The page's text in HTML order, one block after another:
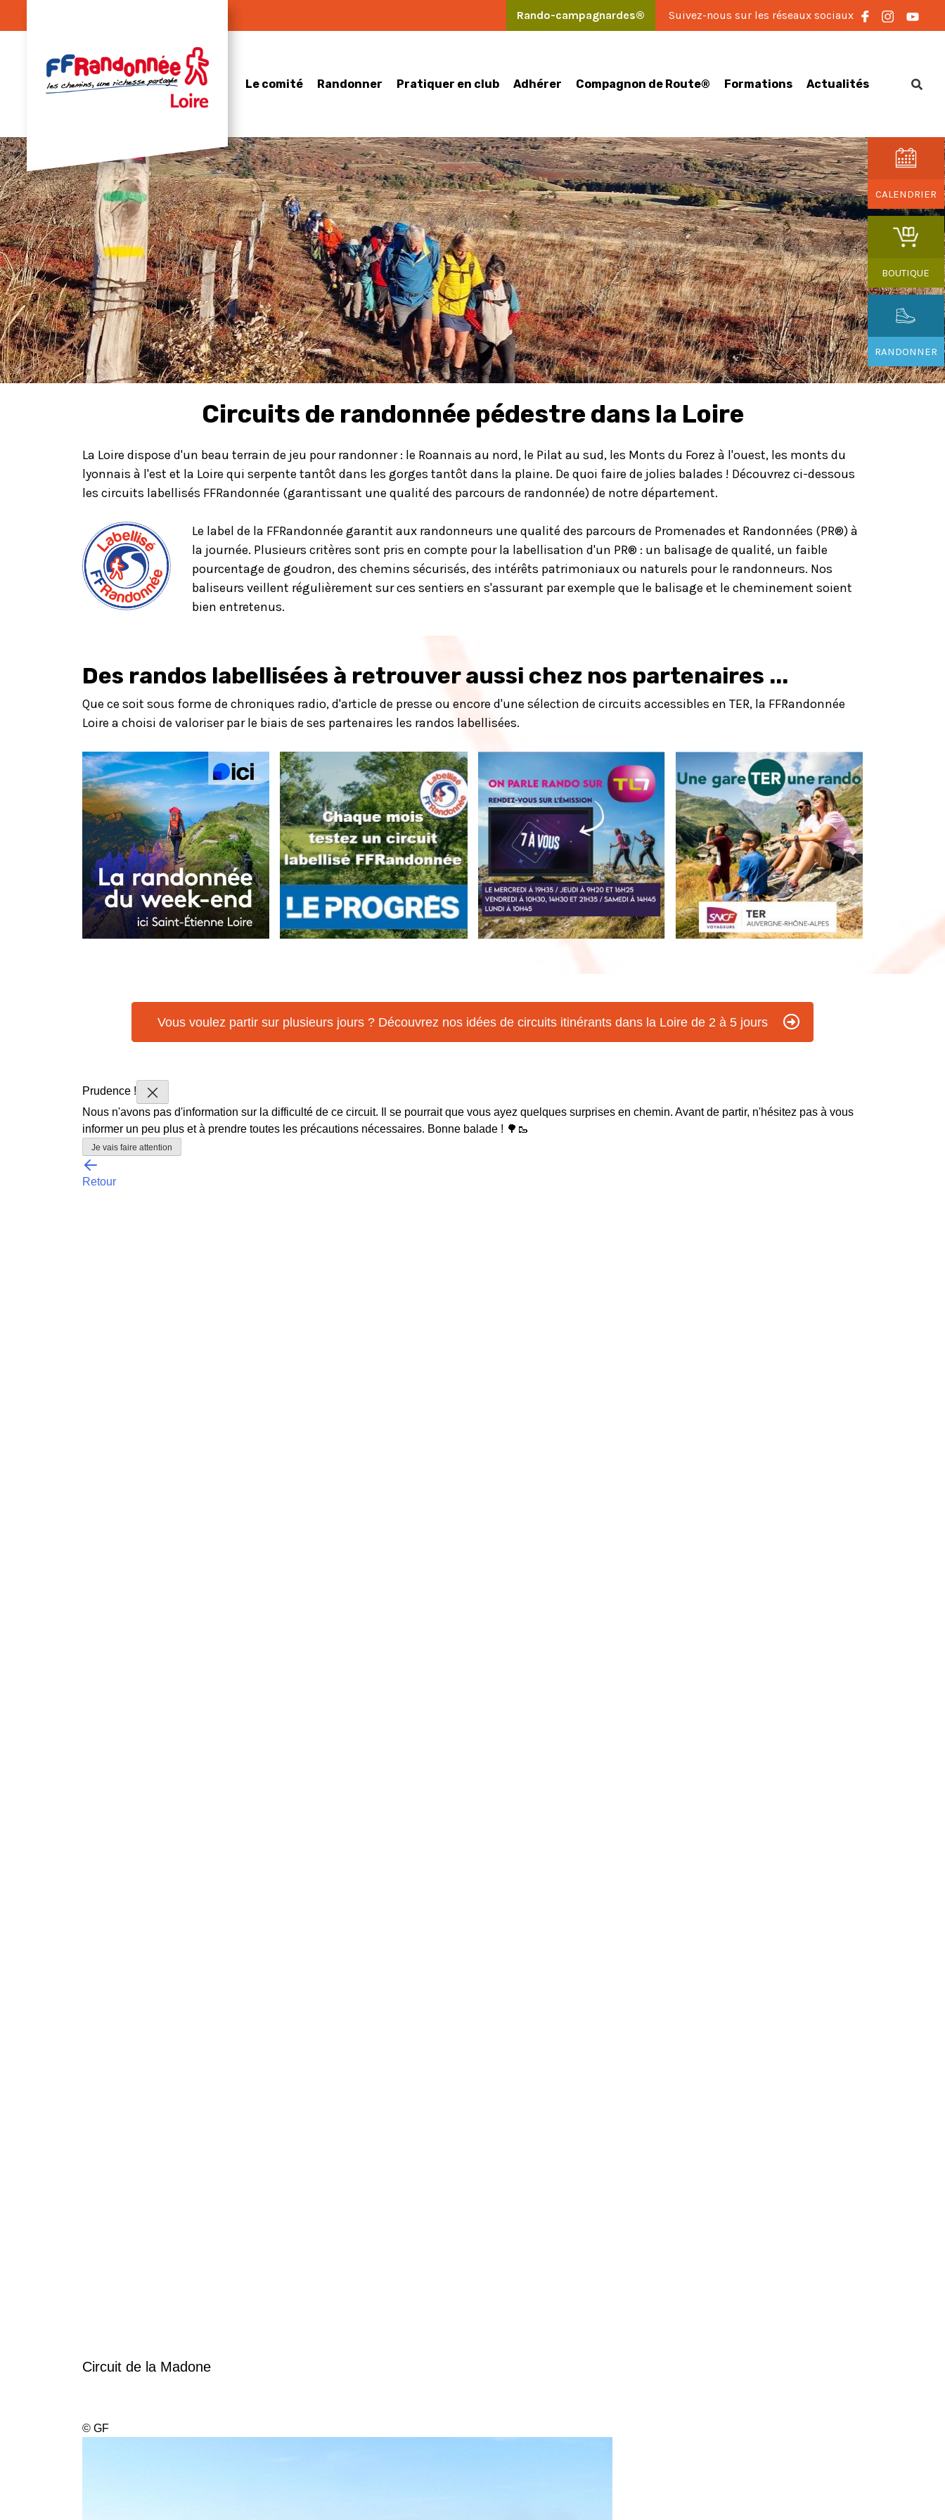
Rando-campagnardes® Suivez-nous sur les réseaux sociaux
Le comité Randonner Pratiquer en club Adhérer Compagnon de Route® Formations Actualités
CALENDRIER
BOUTIQUE
RANDONNER
Circuits de randonnée pédestre dans la Loire
La Loire dispose d'un beau terrain de jeu pour randonner : le Roannais au nord, le Pilat au sud, les Monts du Forez à l'ouest, les monts du
lyonnais à l'est et la Loire qui serpente tantôt dans les gorges tantôt dans la plaine. De quoi faire de jolies balades ! Découvrez ci-dessous
les circuits labellisés FFRandonnée (garantissant une qualité des parcours de randonnée) de notre département.
Le label de la FFRandonnée garantit aux randonneurs une qualité des parcours de Promenades et Randonnées (PR®) à
la journée. Plusieurs critères sont pris en compte pour la labellisation d'un PR® : un balisage de qualité, un faible
pourcentage de goudron, des chemins sécurisés, des intérêts patrimoniaux ou naturels pour le randonneurs. Nos
baliseurs veillent régulièrement sur ces sentiers en s'assurant par exemple que le balisage et le cheminement soient
bien entretenus.
Des randos labellisées à retrouver aussi chez nos partenaires ...
Que ce soit sous forme de chroniques radio, d'article de presse ou encore d'une sélection de circuits accessibles en TER, la FFRandonnée
Loire a choisi de valoriser par le biais de ses partenaires les randos labellisées.
Vous voulez partir sur plusieurs jours ? Découvrez nos idées de circuits itinérants dans la Loire de 2 à 5 jours
Prudence !
Nous n'avons pas d'information sur la difficulté de ce circuit. Il se pourrait que vous ayez quelques surprises en chemin. Avant de partir, n'hésitez pas à vous
informer un peu plus et à prendre toutes les précautions nécessaires. Bonne balade ! 🌳🥾
Je vais faire attention
Retour
Circuit de la Madone
© GF